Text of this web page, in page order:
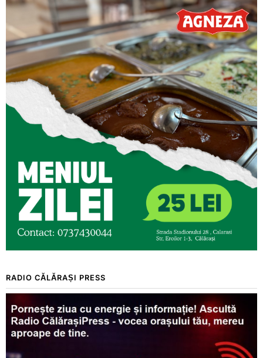
RADIO CĂLĂRAȘI PRESS